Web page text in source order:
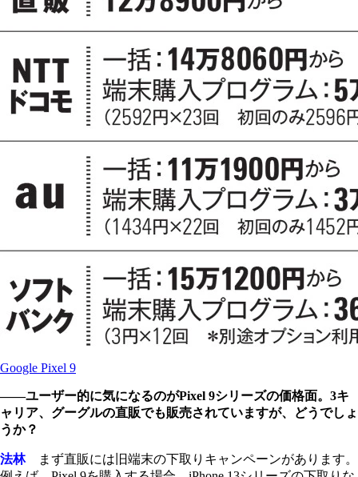
Google Pixel 9
――ユーザー的に気になるのがPixel 9シリーズの価格面。3キ
ャリア、グーグルの直販でも販売されていますが、どうでしょ
うか？
法林まず直販には旧端末の下取りキャンペーンがあります。